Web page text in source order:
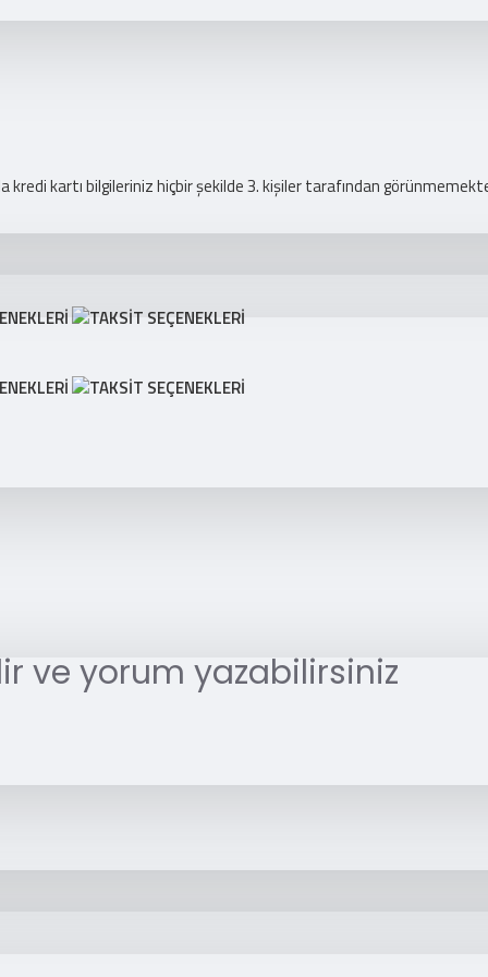
kartı bilgileriniz hiçbir şekilde 3. kişiler tarafından
ve yorum yazabilirsiniz